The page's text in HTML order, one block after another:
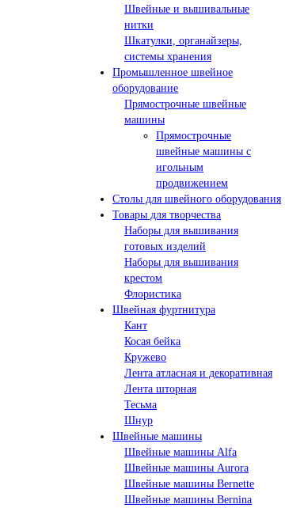
Швейные и вышивальные
нитки
Шкатулки, органайзеры,
системы хранения
Промышленное швейное
оборудование
Прямострочные швейные
машины
Прямострочные
швейные машины с
игольным
продвижением
Столы для швейного оборудования
Товары для творчества
Наборы для вышивания
готовых изделий
Наборы для вышивания
крестом
Флористика
Швейная фуртнитура
Кант
Косая бейка
Кружево
Лента aтласная и декоративная
Лента шторная
Тесьма
Шнур
Швейные машины
Швейные машины Alfa
Швейные машины Aurora
Швейные машины Bernette
Швейные машины Bernina